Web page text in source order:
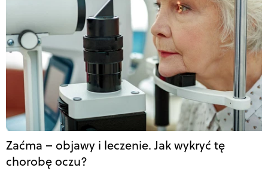
Zaćma – objawy i leczenie. Jak wykryć tę
chorobę oczu?